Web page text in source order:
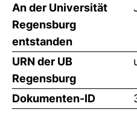
An der Universität
Regensburg
entstanden
URN der UB
Regensburg
Dokumenten-ID